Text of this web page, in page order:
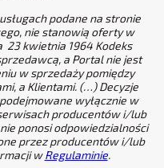
podane na stronie
nie stanowią oferty w
23 kwietnia 1964 Kodeks
a Portal nie jest
w sprzedaży pomiędzy
a Klientami. (…) Decyzje
wyłącznie w
producentów i/lub
ponosi odpowiedzialności
przez producentów i/lub
wRegulaminie.